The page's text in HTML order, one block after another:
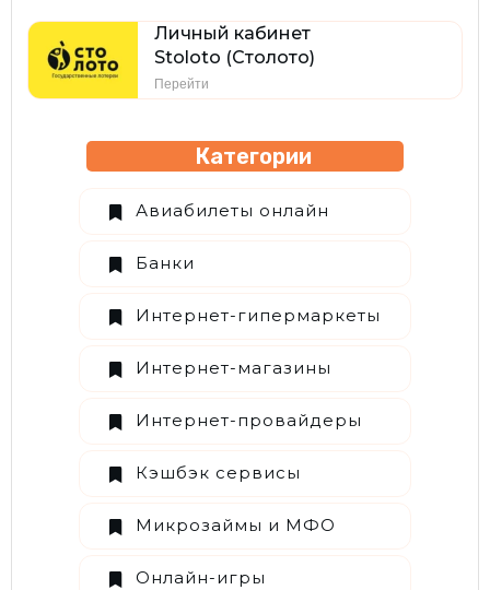
Личный кабинет
Stoloto (Столото)
Перейти
Категории
Авиабилеты онлайн
Банки
Интернет-гипермаркеты
Интернет-магазины
Интернет-провайдеры
Кэшбэк сервисы
Микрозаймы и МФО
Онлайн-игры